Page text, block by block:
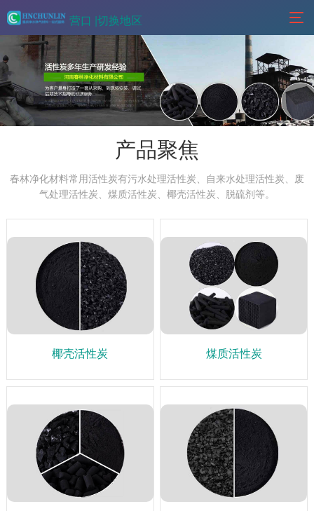
营口 |切换地区
产品聚焦
春林净化材料常用活性炭有污水处理活性炭、自来水处理活性炭、废
气处理活性炭、煤质活性炭、椰壳活性炭、脱硫剂等。
椰壳活性炭 煤质活性炭